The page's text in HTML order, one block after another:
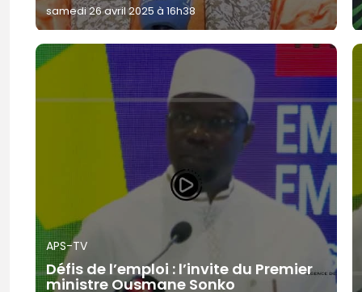
samedi 26 avril 2025 à 16h38
APS-TV
Défis de l’emploi : l’invite du Premier
ministre Ousmane Sonko